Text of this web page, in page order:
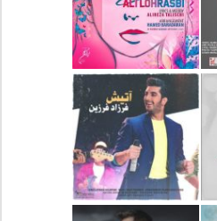
دانلود آهنگ جدید علی
لهراسبی بنام صورت